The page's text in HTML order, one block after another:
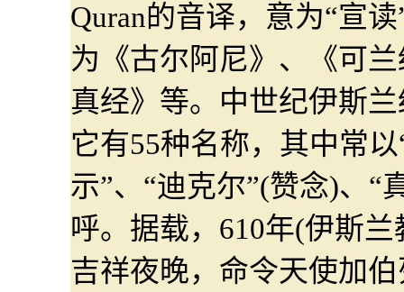
Quran的音译，意为“宣
为《古尔阿尼》、《可
真经》等。中世纪伊斯
它有55种名称，其中常
示”、“迪克尔”(赞念)、“
呼。据载，610年(伊斯
吉祥夜晚，命令天使加